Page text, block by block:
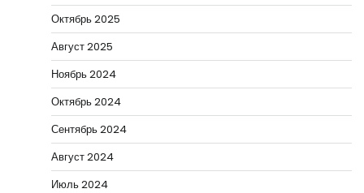
Октябрь 2025
Август 2025
Ноябрь 2024
Октябрь 2024
Сентябрь 2024
Август 2024
Июль 2024